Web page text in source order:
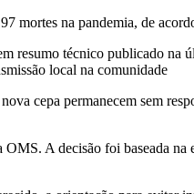
mortes na pandemia, de
resumo técnico publicado na
local na comunidade
cepa permanecem sem
A decisão foi baseada